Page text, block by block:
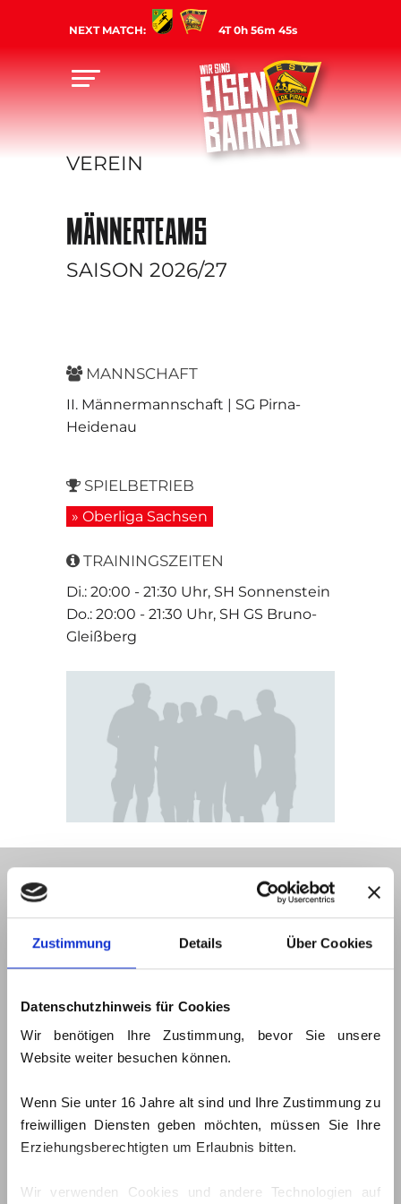
Zustimmung Details Über Cookies
Datenschutzhinweis für Cookies
Wir benötigen Ihre Zustimmung, bevor Sie unsere
Website weiter besuchen können.
Wenn Sie unter 16 Jahre alt sind und Ihre Zustimmung zu
freiwilligen Diensten geben möchten, müssen Sie Ihre
Erziehungsberechtigten um Erlaubnis bitten.
Wir verwenden Cookies und andere Technologien auf
NEXT MATCH: 4T 0h 56m 45s
VEREIN
MÄNNERTEAMS
SAISON 2026/27
MANNSCHAFT
II. Männermannschaft | SG Pirna-
Heidenau
SPIELBETRIEB
» Oberliga Sachsen
TRAININGSZEITEN
Di.: 20:00 - 21:30 Uhr, SH Sonnenstein
Do.: 20:00 - 21:30 Uhr, SH GS Bruno-
Gleißberg
Di.: 19:30 - 21:00 Uhr,
(Sommer: SH Bruno-Gleißberg
Heidenau / Winter: SH Pestalozzi-
Do.: 18:30 - 20:00 Uhr, SH GS Bruno-